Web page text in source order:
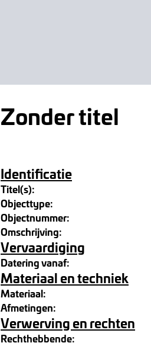
Zonder titel
Identificatie
Titel(s):
Objecttype:
Objectnummer:
Omschrijving:
Vervaardiging
Datering vanaf:
Materiaal en techniek
Materiaal:
Afmetingen:
Verwerving en rechten
Rechthebbende: